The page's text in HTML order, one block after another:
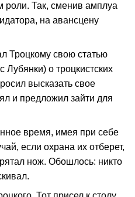
роли. Так, сменив амплуа
на авансцену
Троцкому свою статью
Лубянки) о троцкистских
высказать свое
и предложил зайти для
время, имея при себе
если охрана их отберет,
нож. Обошлось: никто